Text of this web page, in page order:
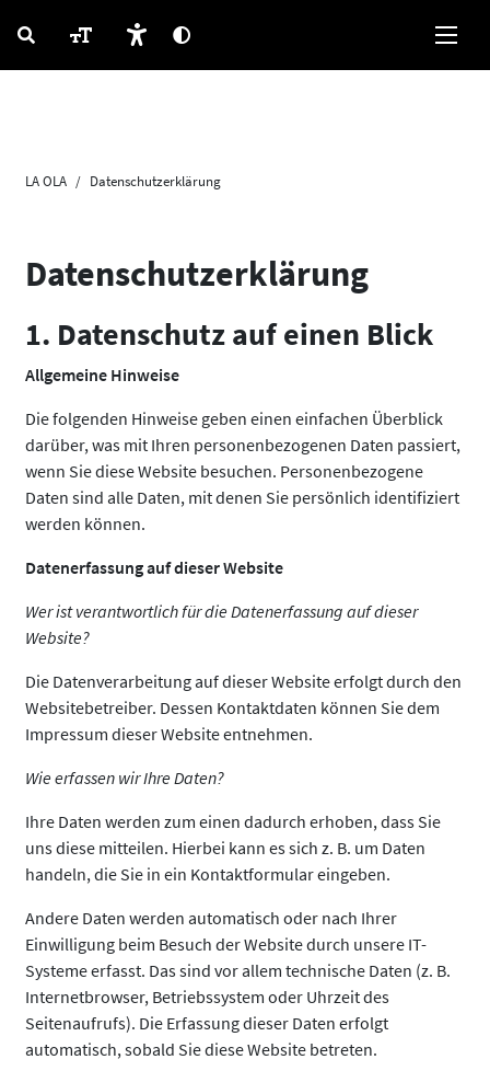
LA OLA Datenschutzerklärung
Datenschutzerklärung
1. Datenschutz auf einen Blick
Allgemeine Hinweise
Die folgenden Hinweise geben einen einfachen Überblick
darüber, was mit Ihren personenbezogenen Daten passiert,
wenn Sie diese Website besuchen. Personenbezogene
Daten sind alle Daten, mit denen Sie persönlich identifiziert
werden können.
Datenerfassung auf dieser Website
Wer ist verantwortlich für die Datenerfassung auf dieser
Website?
Die Datenverarbeitung auf dieser Website erfolgt durch den
Websitebetreiber. Dessen Kontaktdaten können Sie dem
Impressum dieser Website entnehmen.
Wie erfassen wir Ihre Daten?
Ihre Daten werden zum einen dadurch erhoben, dass Sie
uns diese mitteilen. Hierbei kann es sich z. B. um Daten
handeln, die Sie in ein Kontaktformular eingeben.
Andere Daten werden automatisch oder nach Ihrer
Einwilligung beim Besuch der Website durch unsere IT-
Systeme erfasst. Das sind vor allem technische Daten (z. B.
Internetbrowser, Betriebssystem oder Uhrzeit des
Seitenaufrufs). Die Erfassung dieser Daten erfolgt
automatisch, sobald Sie diese Website betreten.